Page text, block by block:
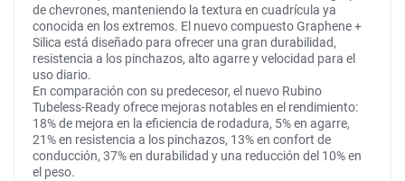
de chevrones, manteniendo la textura en cuadrícula ya
conocida en los extremos. El nuevo compuesto Graphene +
Silica está diseñado para ofrecer una gran durabilidad,
resistencia a los pinchazos, alto agarre y velocidad para el
uso diario.
En comparación con su predecesor, el nuevo Rubino
Tubeless-Ready ofrece mejoras notables en el rendimiento:
18% de mejora en la eficiencia de rodadura, 5% en agarre,
21% en resistencia a los pinchazos, 13% en confort de
conducción, 37% en durabilidad y una reducción del 10% en
el peso.